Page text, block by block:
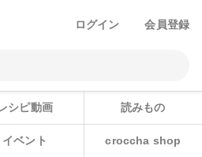
ログイン 会員登録
シピ動画 読みもの
イベント croccha shop